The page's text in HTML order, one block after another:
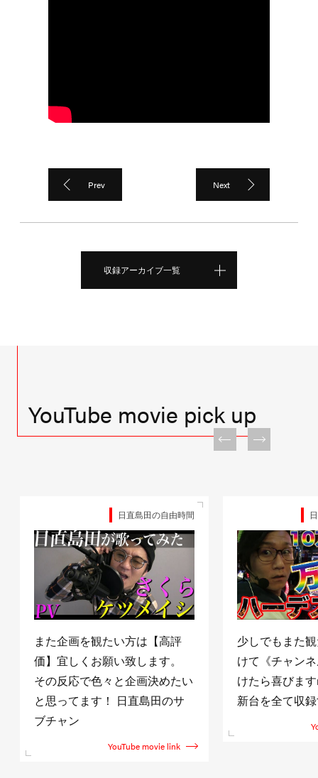
Prev Next
収録アーカイブ一覧
YouTube movie pick up
日直島田の自由時間
また企画を観たい方は【高評
価】宜しくお願い致します。
その反応で色々と企画決めたい
と思ってます！ 日直島田のサ
ブチャン
YouTube movie link
少しでもまた
けて《チャン
けたら喜びま
新台を全て収